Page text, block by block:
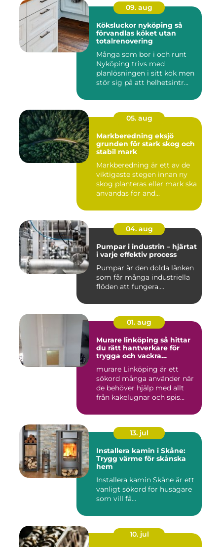
09. aug
Köksluckor nyköping så
förvandlas köket utan
totalrenovering
Många som bor i och runt
Nyköping trivs med
planlösningen i sitt kök men
stör sig på att helhetsintr...
05. aug
Markberedning eksjö
grunden för stark skog och
stabil mark
Markberedning är ett av de
viktigaste stegen innan ny
skog planteras eller mark ska
användas för and...
04. aug
Pumpar i industrin – hjärtat
i varje effektiv process
Pumpar är den dolda länken
som får många industriella
flöden att fungera....
01. aug
Murare linköping så hittar
du rätt hantverkare för
trygga och vackra
murare Linköping är ett
sökord många använder när
de behöver hjälp med allt
från kakelugnar och spis...
13. jul
Installera kamin i Skåne:
Trygg värme för skånska
hem
Installera kamin Skåne är ett
vanligt sökord för husägare
som vill få...
10. jul